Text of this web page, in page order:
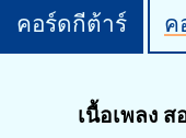
คอร์ดกีต้าร์ ค
เนื้อเพลง ส